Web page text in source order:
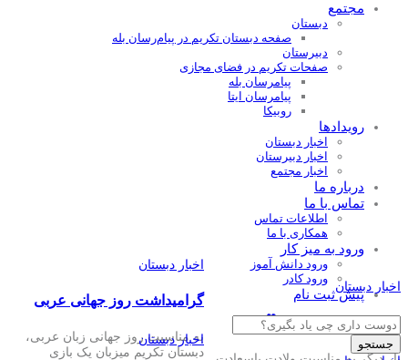
مجتمع
دبستان
صفحه دبستان تکریم در پیام‌رسان بله
دبیرستان
صفحات تکریم در فضای مجازی
پیامرسان بله
پیامرسان ایتا
روبیکا
رویدادها
اخبار دبستان
اخبار دبیرستان
اخبار مجتمع
درباره ما
تماس با ما
اطلاعات تماس
همکاری با ما
ورود به میز کار
ورود دانش آموز
ورود کادر
پیش ثبت نام
Products
search
جستجو
اخبار دبستان
گرامیداشت روز جهانی عربی
به مناسبت روز جهانی زبان عربی،
دبستان تکریم میزبان یک بازی
اخبار دبستان
روایت جشن روز پدر 🎥
اخبار دبستان